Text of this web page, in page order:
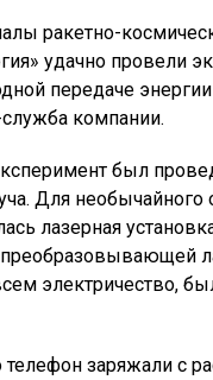
ракетно-
удачно провели
передаче энергии
компании.
был
Для необычайного
лазерная
электричество,
телефон заряжали с